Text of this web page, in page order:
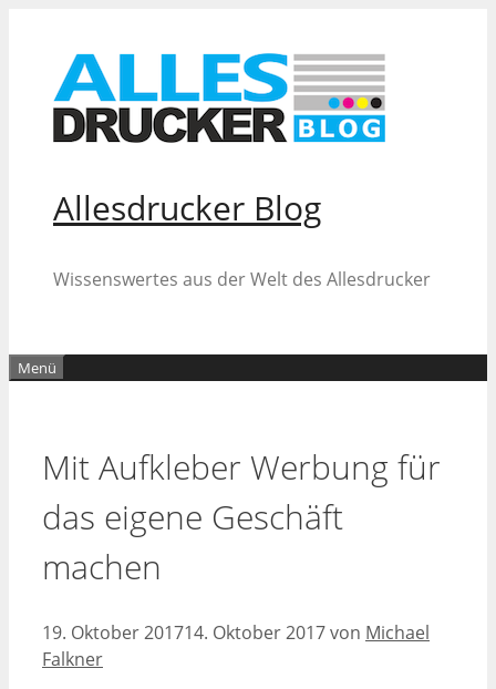
springen
Allesdrucker Blog
Wissenswertes aus der Welt des Allesdrucker
Menü
Mit Aufkleber Werbung für
das eigene Geschäft
machen
19. Oktober 201714. Oktober 2017von Michael
Falkner